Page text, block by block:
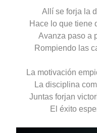
Allí se forja la
Hace lo que tiene
Avanza paso a
Rompiendo las
La motivación
La disciplina
Juntas forjan
E l éxito